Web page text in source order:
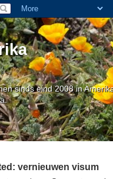
sinds eind 2008 in
vernieuwen visum